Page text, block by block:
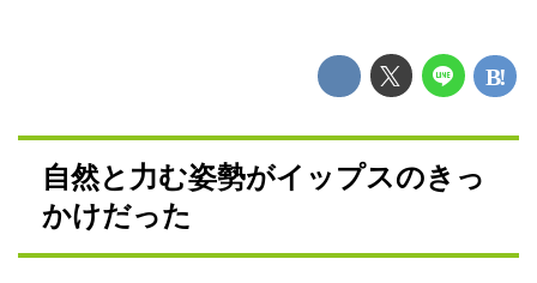
自然と力む姿勢がイップスのきっ
かけだった